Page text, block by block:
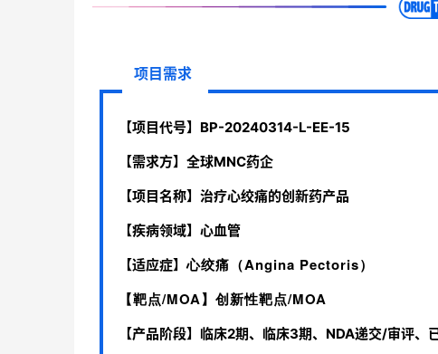
项目需求
【项目代号】BP-20240314-L-EE-15
【需求方】全球MNC药企
【项目名称】治疗心绞痛的创新药产品
【疾病领域】心血管
【适应症】心绞痛（Angina Pectoris）
【靶点/MOA】创新性靶点/MOA
【产品阶段】临床2期、临床3期、NDA递交/审评、